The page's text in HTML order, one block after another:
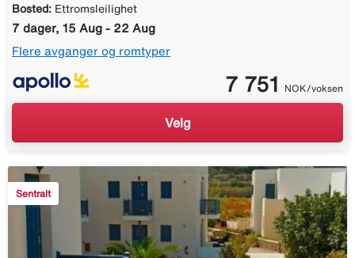
Bosted: Ettromsleilighet
7 dager, 15 Aug - 22 Aug
Flere avganger og romtyper
7 751 NOK/voksen
Velg
Sentralt